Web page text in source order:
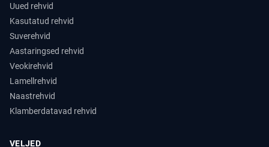
Uued rehvid
Kasutatud rehvid
Suverehvid
Aastaringsed rehvid
Veokirehvid
Lamellrehvid
Naastrehvid
Klamberdatavad rehvid
VELJED